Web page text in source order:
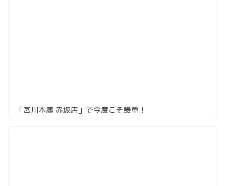
「宮川本廛 赤坂店」で今度こそ鰻重！